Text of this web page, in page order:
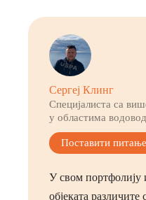
Сергеј Клинг
Специјалиста са
у областима
Поставити питање
У свом
објеката различите